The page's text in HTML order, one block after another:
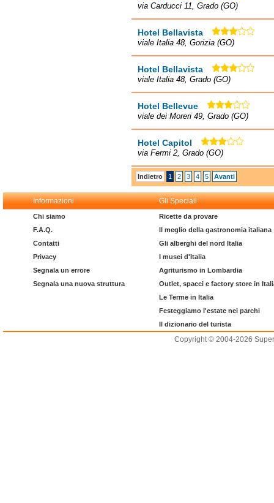
via Carducci 11, Grado (GO)
Hotel Bellavista
viale Italia 48, Gorizia (GO)
Hotel Bellavista
viale Italia 48, Grado (GO)
Hotel Bellevue
viale dei Moreri 49, Grado (GO)
Hotel Capitol
via Fermi 2, Grado (GO)
Indietro 1 2 3 4 5 Avanti
Informazioni Gli Speciali
Chi siamo
F.A.Q.
Contatti
Privacy
Segnala un errore
Segnala una nuova struttura
Ricette da provare
Il meglio della gastronomia italiana
Gli alberghi del nord Italia
I musei d'Italia
Agriturismo in Lombardia
Outlet, spacci e factory store in
Le Terme in Italia
Festeggiamo l'estate nei parchi
Il dizionario del turista
Copyright © 2004-2026